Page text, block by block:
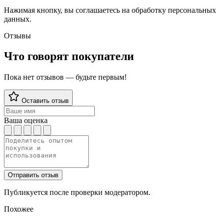
Нажимая кнопку, вы соглашаетесь на обработку персональных
данных.
Отзывы
Что говорят покупатели
Пока нет отзывов — будьте первым!
Оставить отзыв
Ваша оценка
Отправить отзыв
Публикуется после проверки модератором.
Похожее